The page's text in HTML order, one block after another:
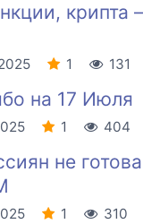
1 131
на 17 Июля
1 404
не
1 310